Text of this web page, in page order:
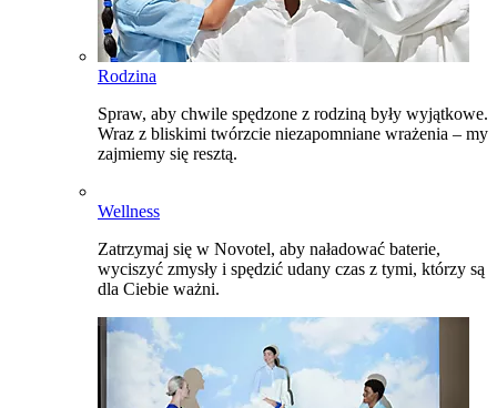
Rodzina
Spraw, aby chwile spędzone z rodziną były wyjątkowe.
Wraz z bliskimi twórzcie niezapomniane wrażenia – my
zajmiemy się resztą.
Wellness
Zatrzymaj się w Novotel, aby naładować baterie,
wyciszyć zmysły i spędzić udany czas z tymi, którzy są
dla Ciebie ważni.